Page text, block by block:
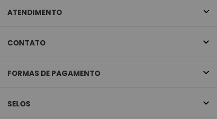
ATENDIMENTO
CONTATO
FORMAS DE PAGAMENTO
SELOS